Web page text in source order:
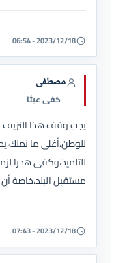
2023/12/18 - 06:54
مصطفى
كفى عبثا
يجب وقف هذا
للوطن،أغلى ما
للتلميذ،وكفى هدرا
مستقبل البلد،خاصة
2023/12/18 - 07:43